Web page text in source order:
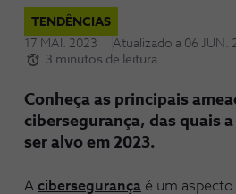
TENDÊNCIAS
17 MAI. 2023
Atualizado a 06 JUN.
3 minutos de leitura
Conheça as principais
cibersegurança, das quais
ser alvo em 2023.
A cibersegurança é um